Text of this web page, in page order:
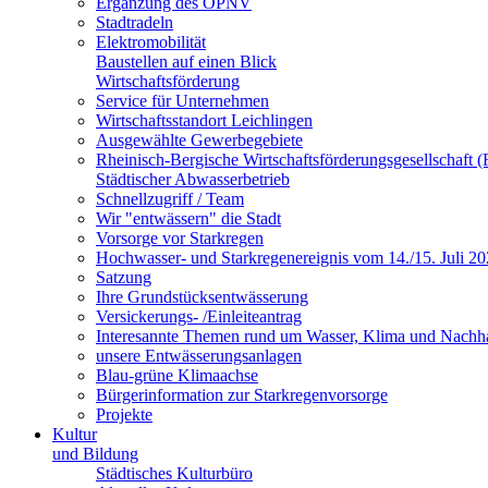
Stadtradeln
Elektromobilität
Baustellen auf einen Blick
Wirtschaftsförderung
Service für Unternehmen
Wirtschaftsstandort Leichlingen
Ausgewählte Gewerbegebiete
Rheinisch-Bergische Wirtschaftsförderungsgesellschaft
Städtischer Abwasserbetrieb
Schnellzugriff / Team
Wir "entwässern" die Stadt
Vorsorge vor Starkregen
Hochwasser- und Starkregenereignis vom 14./15. Juli
Satzung
Ihre Grundstücksentwässerung
Versickerungs- /Einleiteantrag
Interesannte Themen rund um Wasser, Klima und
unsere Entwässerungsanlagen
Blau-grüne Klimaachse
Bürgerinformation zur Starkregenvorsorge
Projekte
Kultur
und Bildung
Städtisches Kulturbüro